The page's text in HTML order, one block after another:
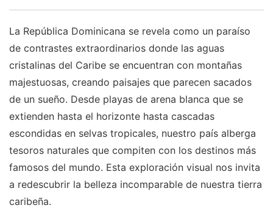
La República Dominicana se revela como un paraíso
de contrastes extraordinarios donde las aguas
cristalinas del Caribe se encuentran con montañas
majestuosas, creando paisajes que parecen sacados
de un sueño. Desde playas de arena blanca que se
extienden hasta el horizonte hasta cascadas
escondidas en selvas tropicales, nuestro país alberga
tesoros naturales que compiten con los destinos más
famosos del mundo. Esta exploración visual nos invita
a redescubrir la belleza incomparable de nuestra tierra
caribeña.